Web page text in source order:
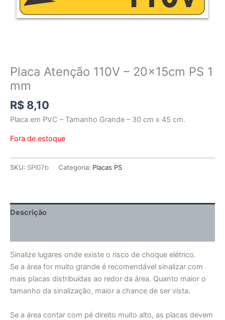
Placa Atenção 110V – 20x15cm PS 1
mm
R$ 8,10
Placa em PVC – Tamanho Grande – 30 cm x 45 cm.
Fora de estoque
SKU: SPI07b Categoria: Placas PS
Descrição
Sinalize lugares onde existe o risco de choque elétrico.
Se a área for muito grande é recomendável sinalizar com
mais placas distribuídas ao redor da área. Quanto maior o
tamanho da sinalização, maior a chance de ser vista.
Se a área contar com pé direito muito alto, as placas devem